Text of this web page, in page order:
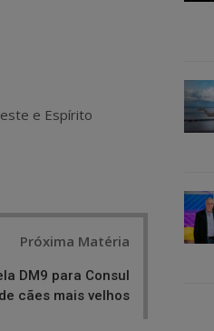
e Espírito
Próxima Matéria
DM9 para Consul
cães mais velhos